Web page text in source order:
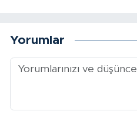
Yorumlar